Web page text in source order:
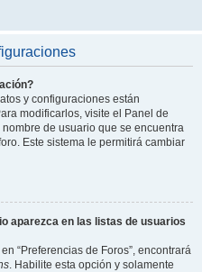
y configuraciones están
modificarlos, visite el Panel de
de usuario que se encuentra
Este sistema le permitirá cambiar
aparezca en las listas de usuarios
“Preferencias de Foros”, encontrará
. Habilite esta opción y solamente